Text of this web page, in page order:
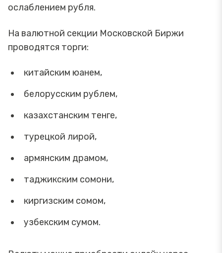
ослаблением рубля.
На валютной секции Московской Биржи
проводятся торги:
китайским юанем,
белорусским рублем,
казахстанским тенге,
турецкой лирой,
армянским драмом,
таджикским сомони,
киргизским сомом,
узбекским сумом.